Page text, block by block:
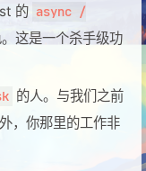
的 async /
这是一个杀手级功
的人。与我们之前
，你那里的工作非